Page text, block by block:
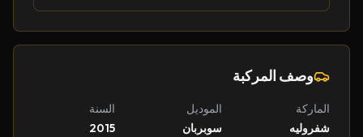
وصف المركبة
الماركة
شفروليه
الموديل
سوبربان
السنة
2015